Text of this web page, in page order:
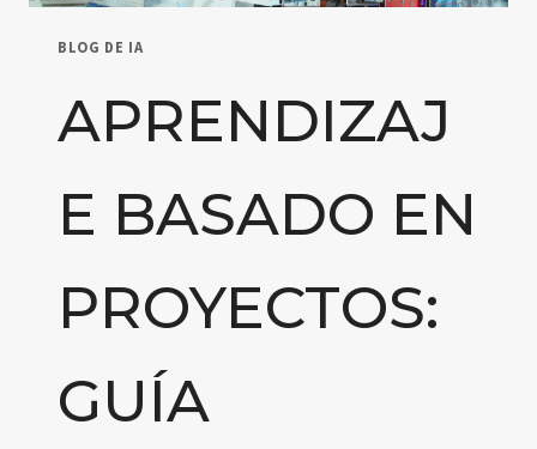
BLOG DE IA
APRENDIZAJ
E BASADO EN
PROYECTOS:
GUÍA